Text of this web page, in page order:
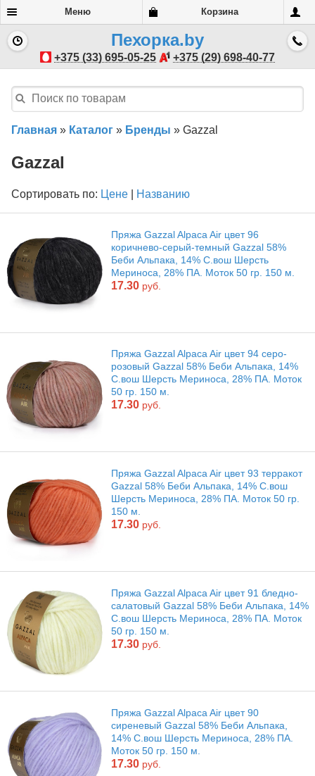
Меню Корзина
Пехорка.by
+375 (33) 695-05-25 +375 (29) 698-40-77
Главная » Каталог » Бренды » Gazzal
Gazzal
Сортировать по: Цене Названию
Пряжа Gazzal Alpaca Air цвет 96
коричнево-серый-темный Gazzal 58%
Беби Альпака, 14% С.вош Шерсть
Мериноса, 28% ПА. Моток 50 гр. 150 м.
17.30 руб.
Пряжа Gazzal Alpaca Air цвет 94 серо-
розовый Gazzal 58% Беби Альпака, 14%
С.вош Шерсть Мериноса, 28% ПА. Моток
50 гр. 150 м.
17.30 руб.
Пряжа Gazzal Alpaca Air цвет 93 терракот
Gazzal 58% Беби Альпака, 14% С.вош
Шерсть Мериноса, 28% ПА. Моток 50 гр.
150 м.
17.30 руб.
Пряжа Gazzal Alpaca Air цвет 91 бледно-
салатовый Gazzal 58% Беби Альпака, 14%
С.вош Шерсть Мериноса, 28% ПА. Моток
50 гр. 150 м.
17.30 руб.
Пряжа Gazzal Alpaca Air цвет 90
сиреневый Gazzal 58% Беби Альпака,
14% С.вош Шерсть Мериноса, 28% ПА.
Моток 50 гр. 150 м.
17.30 руб.